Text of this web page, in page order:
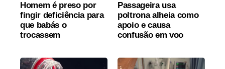
Homem é preso por
fingir deficiência para
que babás o
trocassem
Passageira usa
poltrona alheia como
apoio e causa
confusão em voo